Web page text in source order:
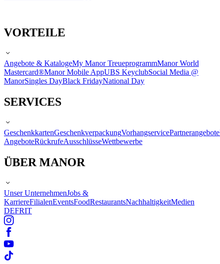
VORTEILE
Angebote & KatalogeMy Manor TreueprogrammManor World
Mastercard®Manor Mobile AppUBS KeyclubSocial Media @
ManorSingles DayBlack FridayNational Day
SERVICES
GeschenkkartenGeschenkverpackungVorhangservicePartnerangebote
AngeboteRückrufeAusschlüsseWettbewerbe
ÜBER MANOR
Unser UnternehmenJobs &
KarriereFilialenEventsFoodRestaurantsNachhaltigkeitMedien
DEFRIT